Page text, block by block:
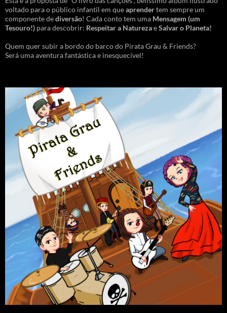
voltado para o público infantil em queaprendertem sempre um
componente dediversão! Cada conto tem uma Mensagem (um
Tesouro!) para descobrir: Respeitar a NaturezaeSalvar o Planeta!
Quem quer subir a bordo do barco do Pirata Grau & Friends?
Será uma aventura fantástica e inesquecível!